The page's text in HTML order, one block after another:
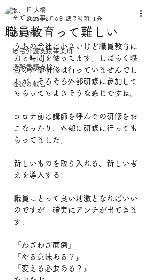
全ての記事
通所介護
居宅介護支援事業所
通所書類点検
社長の戯言
職員教育って難しい
玲 大橋
2025年2月6日 読了時間: 1分
うちの会社は小さいけど職員教育に
力と時間を使ってます。しばらく職
員の外部研修は行っていませんでし
たが、そろそろ外部研修に参加して
もらってもよさそうな感じですね。
コロナ前は講師を呼んでの研修をお
こなったり、外部に研修に行っても
らってました。
新しいものを取り入れる、新しい考
えを導入する
職員にとって良い刺激となればいい
のですが、確実にアンチが出てきま
す。
『わざわざ面倒』
『やる意味ある？』
『変える必要ある？』